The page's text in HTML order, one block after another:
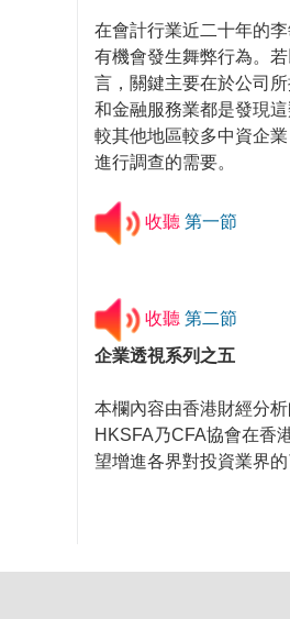
在會計行業近二十年的
有機會發生舞弊行為。
言，關鍵主要在於公司
和金融服務業都是發現
較其他地區較多中資企
進行調查的需要。
收聽 第一節
收聽 第二節
企業透視系列之五
本欄內容由香港財經分
HKSFA乃CFA協會在香
望增進各界對投資業界